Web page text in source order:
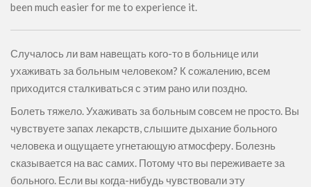
been much easier for me to experience it.
Случалось ли вам навещать кого-то в больнице или
ухаживать за больным человеком? К сожалению, всем
приходится сталкиваться с этим рано или поздно.
Болеть тяжело. Ухаживать за больным совсем не просто. Вы
чувствуете запах лекарств, слышите дыхание больного
человека и ощущаете угнетающую атмосферу. Болезнь
сказывается на вас самих. Потому что вы переживаете за
больного. Если вы когда-нибудь чувствовали эту